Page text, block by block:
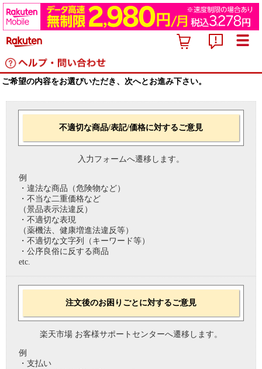
ご希望の内容をお選びいただき、次へとお進み下さい。
不適切な商品/表記/価格に対するご意見
入力フォームへ遷移します。
例
・違法な商品（危険物など）
・不当な二重価格など
（景品表示法違反）
・不適切な表現
（薬機法、健康増進法違反等）
・不適切な文字列（キーワード等）
・公序良俗に反する商品
etc.
注文後のお困りごとに対するご意見
楽天市場 お客様サポートセンターへ遷移します。
例
・支払い